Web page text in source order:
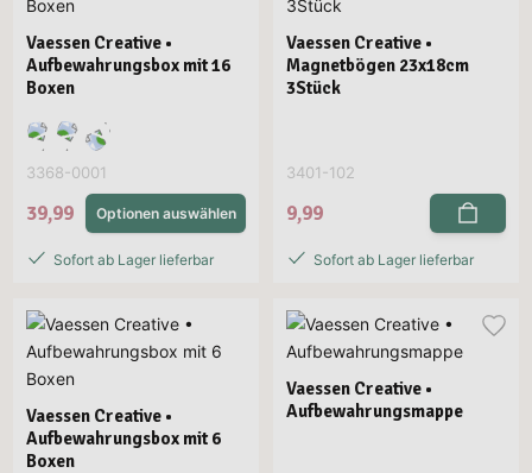
Vaessen Creative •
Aufbewahrungsbox mit 16
Boxen
3368-0001
39,99 Optionen auswählen
Sofort ab Lager lieferbar
Vaessen Creative •
Magnetbögen 23x18cm
3Stück
3401-102
9,99
Sofort ab Lager lieferbar
Vaessen Creative •
Aufbewahrungsbox mit 6
Boxen
Vaessen Creative •
Aufbewahrungsmappe